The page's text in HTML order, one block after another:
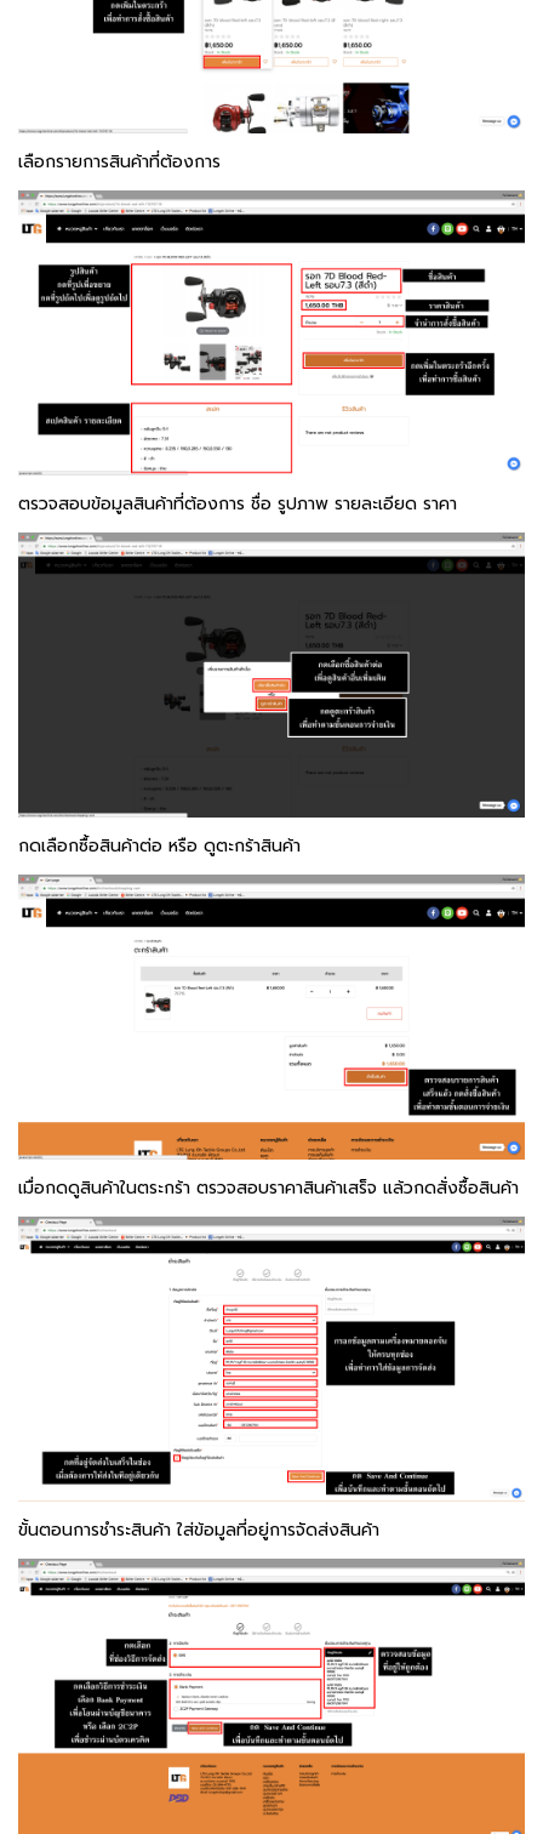
เลือกรายการสินค้าที่ต้องการ
ตรวจสอบข้อมูลสินค้าที่ต้องการ ชื่อ รูปภาพ รายละเอียด ราคา
กดเลือกซื้อสินค้าต่อ หรือ ดูตะกร้าสินค้า
เมื่อกดดูสินค้าในตระกร้า ตรวจสอบราคาสินค้าเสร็จ แล้วกดสั่งซื้อสินค้า
ขั้นตอนการชำระสินค้า ใส่ข้อมูลที่อยู่การจัดส่งสินค้า